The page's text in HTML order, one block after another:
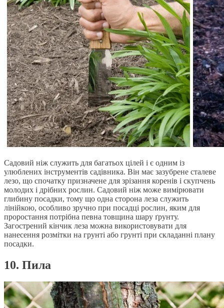
Садовий ніж служить для багатьох цілей і є одним із
улюблених інструментів садівника. Він має зазубрене сталеве
лезо, що спочатку призначене для зрізання коренів і скупчень
молодих і дрібних рослин. Садовий ніж може вимірювати
глибину посадки, тому що одна сторона леза служить
лінійкою, особливо зручно при посадці рослин, яким для
проростання потрібна певна товщина шару ґрунту.
Загострений кінчик леза можна використовувати для
нанесення розмітки на грунті або грунті при складанні плану
посадки.
10. Пила